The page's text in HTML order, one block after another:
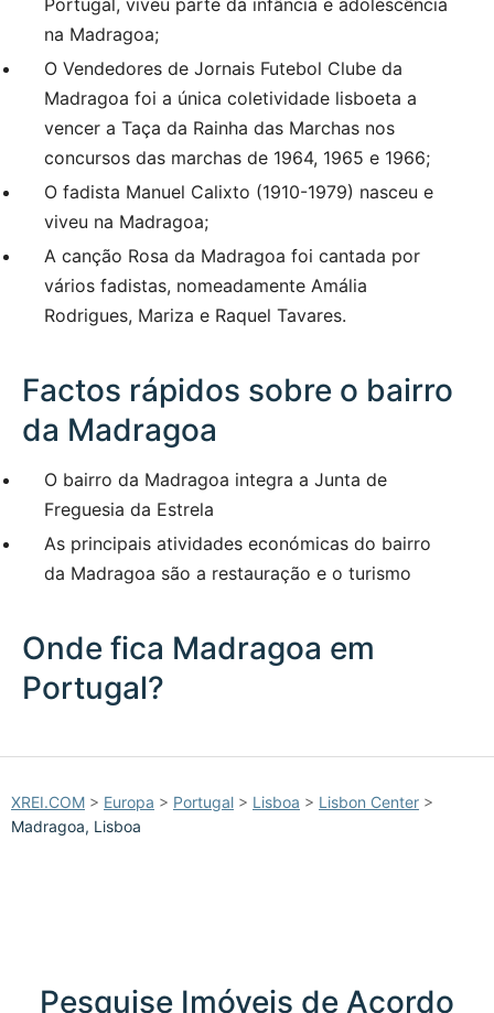
Portugal, viveu parte da infância e adolescência
na Madragoa;
O Vendedores de Jornais Futebol Clube da
Madragoa foi a única coletividade lisboeta a
vencer a Taça da Rainha das Marchas nos
concursos das marchas de 1964, 1965 e 1966;
O fadista Manuel Calixto (1910-1979) nasceu e
viveu na Madragoa;
A canção Rosa da Madragoa foi cantada por
vários fadistas, nomeadamente Amália
Rodrigues, Mariza e Raquel Tavares.
Factos rápidos sobre o bairro
da Madragoa
O bairro da Madragoa integra a Junta de
Freguesia da Estrela
As principais atividades económicas do bairro
da Madragoa são a restauração e o turismo
Onde fica Madragoa em
Portugal?
+
XREI.COM > Europa > Portugal > Lisboa > Lisbon Center >
Madragoa, Lisboa
Pesquise Imóveis de Acordo